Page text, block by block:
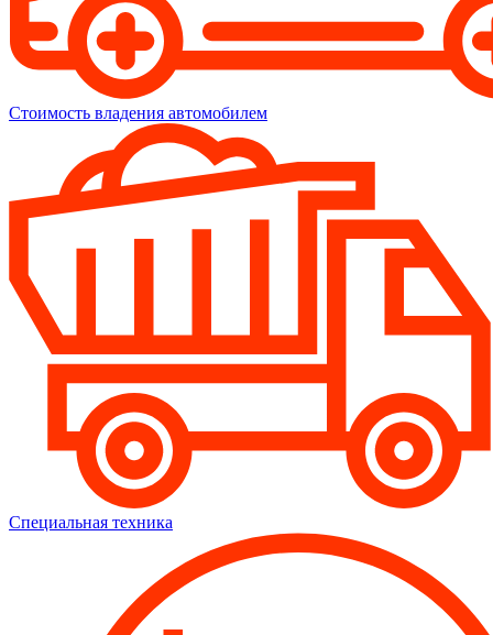
Стоимость владения автомобилем
Специальная техника